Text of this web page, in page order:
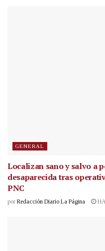
GENERAL
Localizan sano y salvo a
desaparecida tras
PNC
por Redacción Diario La Página